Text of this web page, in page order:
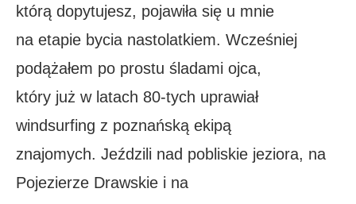
którą dopytujesz, pojawiła się u mnie
na etapie bycia nastolatkiem. Wcześniej
podążałem po prostu śladami ojca,
który już w latach 80-tych uprawiał
windsurfing z poznańską ekipą
znajomych. Jeździli nad pobliskie jeziora, na
Pojezierze Drawskie i na